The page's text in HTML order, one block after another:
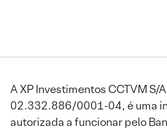
A XP Investimentos CCTVM S/
02.332.886/0001-04, é uma
autorizada a funcionar pelo